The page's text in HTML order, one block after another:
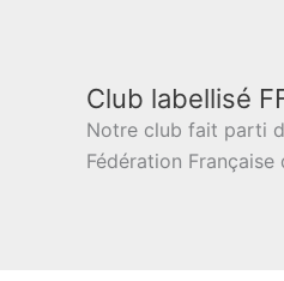
Club labellisé
Notre club fait parti
Fédération Française